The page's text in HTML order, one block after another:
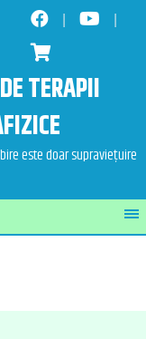
TERAPII
este doar supraviețuire